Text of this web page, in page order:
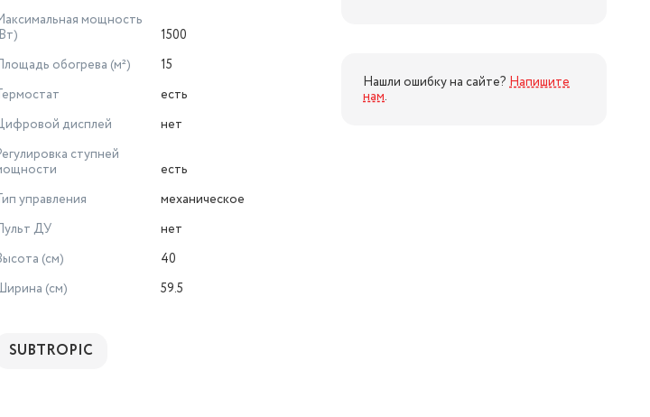
мощность
1500
обогрева (м²)
15
есть
дисплей
нет
ступней
есть
управления
механическое
ДУ
нет
(см)
40
(см)
59.5
SUBTROPIC
Нашли ошибку на сайте? Напишите
нам.